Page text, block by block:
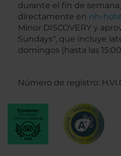
durante el fin de
directamente en nh-
Minor DISCOVERY y
Sundays", que incluye
domingos (hasta las
Número de registro: